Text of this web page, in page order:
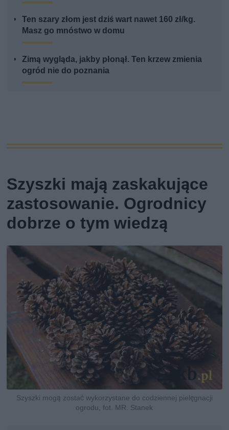
Ten szary złom jest dziś wart nawet 160 zł/kg.
Masz go mnóstwo w domu
Zimą wygląda, jakby płonął. Ten krzew zmienia
ogród nie do poznania
Szyszki mają zaskakujące
zastosowanie. Ogrodnicy
dobrze o tym wiedzą
Szyszki mogą zostać wykorzystane do codziennej pielęgnacji
ogrodu, fot. MR. Stanek